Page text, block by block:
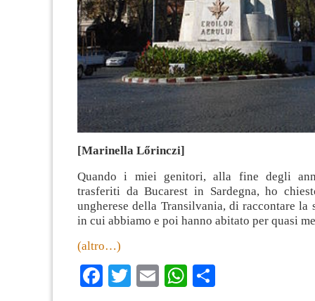
[Marinella Lőrinczi]
Quando i miei genitori, alla fine degli
trasferiti da Bucarest in Sardegna, ho
ungherese della Transilvania, di raccontare la
in cui abbiamo e poi hanno abitato per quasi
(altro…)
Facebook
TwitterEmailWhatsApp